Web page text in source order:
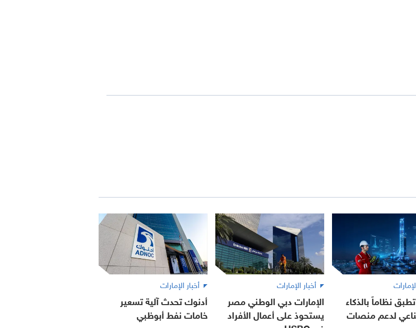
نظاماً بالذكاء
لدعم منصات
أخبار الإمارات
الإمارات دبي الوطني مصر
يستحوذ على أعمال الأفراد
أخبار الإمارات
أدنوك تحدث آلية تسعير
خامات نفط أبوظبي